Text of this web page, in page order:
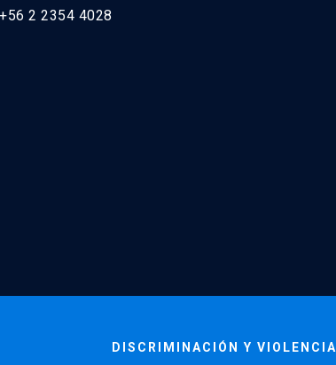
2 2354 4028
DISCRIMINACIÓN Y VIOLENCIA